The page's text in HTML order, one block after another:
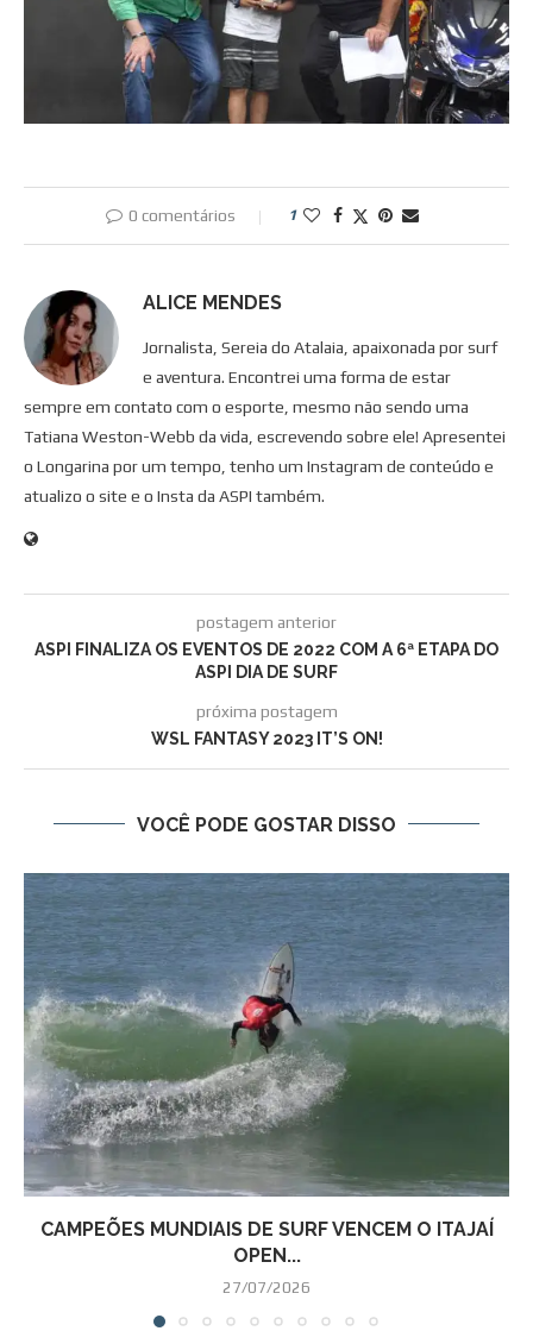
0 comentários 1
ALICE MENDES
Jornalista, Sereia do Atalaia, apaixonada por surf
e aventura. Encontrei uma forma de estar
sempre em contato com o esporte, mesmo não sendo uma
Tatiana Weston-Webb da vida, escrevendo sobre ele! Apresentei
o Longarina por um tempo, tenho um Instagram de conteúdo e
atualizo o site e o Insta da ASPI também.
postagem anterior
ASPI FINALIZA OS EVENTOS DE 2022 COM A 6ª ETAPA DO
ASPI DIA DE SURF
próxima postagem
WSL FANTASY 2023 IT’S ON!
VOCÊ PODE GOSTAR DISSO
CAMPEÕES MUNDIAIS DE SURF VENCEM O ITAJAÍ
OPEN...
27/07/2026